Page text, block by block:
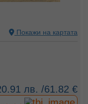
Покажи на картата
лв. /61.82 €